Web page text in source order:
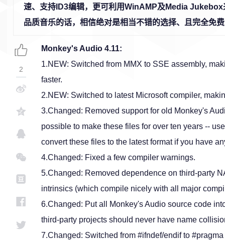
速、支持ID3编辑，更可利用WinAMP及Media Jukebox
品质音乐的话，相信绝对是相当不错的选择、且完全免
Monkey's Audio 4.11:
1.NEW: Switched from MMX to SSE assembly,
faster.
2.NEW: Switched to latest Microsoft compiler,
3.Changed: Removed support for old Monkey's
possible to make these files for over ten years --
convert these files to the latest format if you have
4.Changed: Fixed a few compiler warnings.
5.Changed: Removed dependence on third-party
intrinsics (which compile nicely with all major
6.Changed: Put all Monkey's Audio source code
third-party projects should never have name
7.Changed: Switched from #ifndef/endif to
2